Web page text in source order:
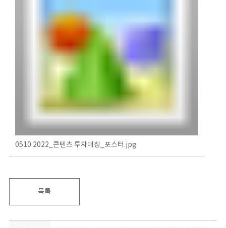
0510 2022_콘텐츠 투자매칭_포스터.jpg
목록